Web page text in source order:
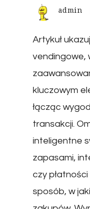
admin
Artykuł
vendingowe,
kluczowym
łącząc
transakcji.
inteligentne
zapasami,
czy
sposób, w